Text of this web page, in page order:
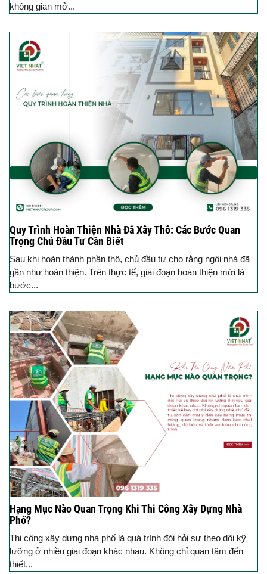
không gian mở...
Quy Trình Hoàn Thiện Nhà Đã Xây Thô: Các Bước Quan
Trọng Chủ Đầu Tư Cần Biết
Sau khi hoàn thành phần thô, chủ đầu tư cho rằng ngôi nhà đã
gần như hoàn thiện. Trên thực tế, giai đoạn hoàn thiện mới là
bước...
Hạng Mục Nào Quan Trọng Khi Thi Công Xây Dựng Nhà
Phố?
Thi công xây dựng nhà phố là quá trình đòi hỏi sự theo dõi kỹ
lưỡng ở nhiều giai đoạn khác nhau. Không chỉ quan tâm đến
thiết...